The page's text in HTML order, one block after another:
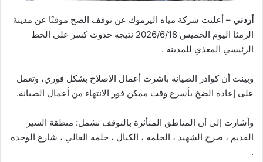
أردني – أعلنت شركة مياه اليرموك عن توقف الضخ مؤقتًا عن مدينة
الرمثا اليوم الخميس 2026/6/18 نتيجة حدوث كسر على الخط
الرئيسي المغذي للمدينة .
وبينت أن كوادر الصيانة باشرت أعمال الإصلاح بشكل فوري، وتعمل
على إعادة الضخ بأسرع وقت ممكن فور الانتهاء من أعمال الصيانة.
وأشارت إلى أن المناطق المتأثرة بالتوقف تشمل: منطقة السير
القديم ، صرح الشهيد ، الجلمه ، الكيال ، جلمه العالي ، شارع الوحده
.